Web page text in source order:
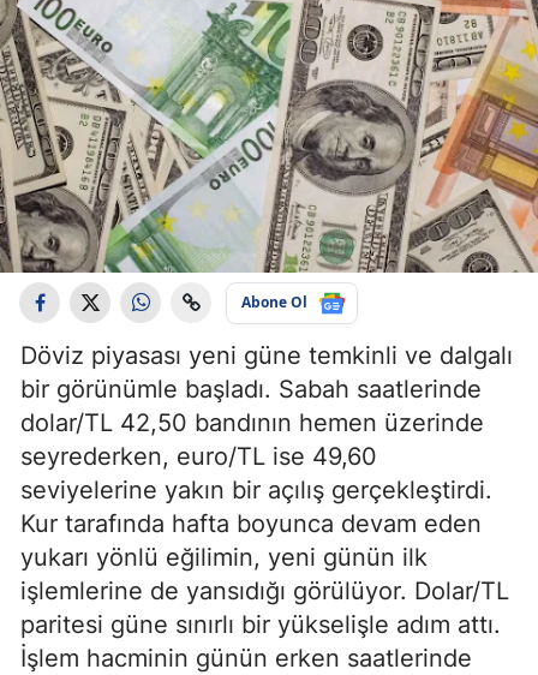
Abone Ol
Döviz piyasası yeni güne temkinli ve dalgalı
bir görünümle başladı. Sabah saatlerinde
dolar/TL 42,50 bandının hemen üzerinde
seyrederken, euro/TL ise 49,60
seviyelerine yakın bir açılış gerçekleştirdi.
Kur tarafında hafta boyunca devam eden
yukarı yönlü eğilimin, yeni günün ilk
işlemlerine de yansıdığı görülüyor. Dolar/TL
paritesi güne sınırlı bir yükselişle adım attı.
İşlem hacminin günün erken saatlerinde